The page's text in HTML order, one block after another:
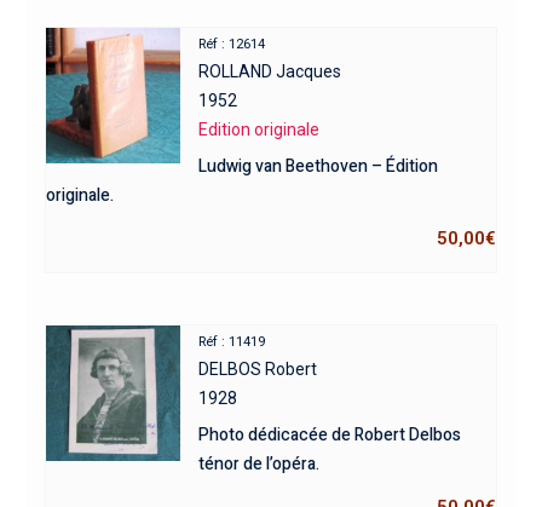
Réf : 12614
ROLLAND Jacques
1952
Edition originale
Ludwig van Beethoven – Édition
originale.
50,00€
Réf : 11419
DELBOS Robert
1928
Photo dédicacée de Robert Delbos
ténor de l’opéra.